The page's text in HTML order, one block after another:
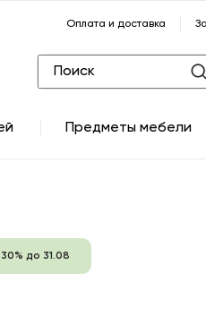
Оплата и доставка
Предметы мебели
до 31.08